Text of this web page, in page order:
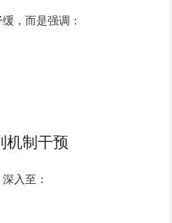
，而是强调：
机制干预
入至：